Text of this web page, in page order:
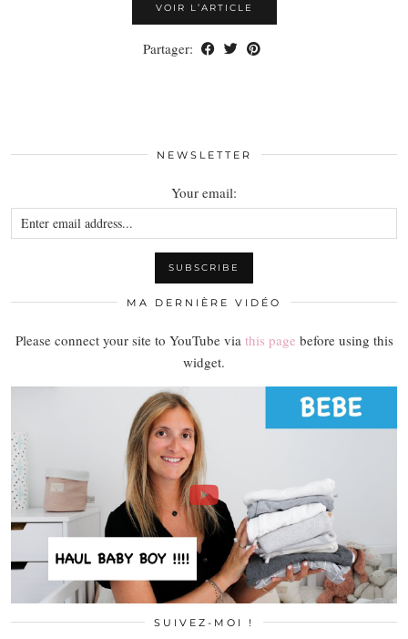
VOIR L’ARTICLE
Partager:
NEWSLETTER
Your email:
MA DERNIÈRE VIDÉO
Please connect your site to YouTube via this page before using this
widget.
SUIVEZ-MOI !